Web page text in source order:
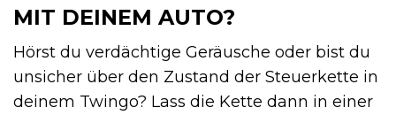
MIT DEINEM AUTO?
Hörst du verdächtige Geräusche oder bist du
unsicher über den Zustand der Steuerkette in
deinem Twingo? Lass die Kette dann in einer